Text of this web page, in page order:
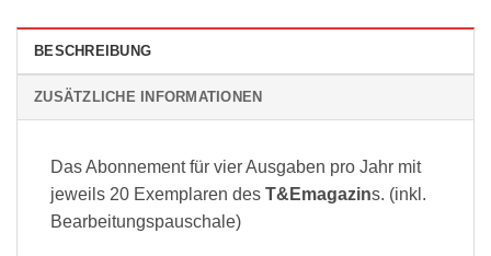
BESCHREIBUNG
ZUSÄTZLICHE INFORMATIONEN
Das Abonnement für vier Ausgaben pro Jahr mit
jeweils 20 Exemplaren des T&Emagazins. (inkl.
Bearbeitungspauschale)